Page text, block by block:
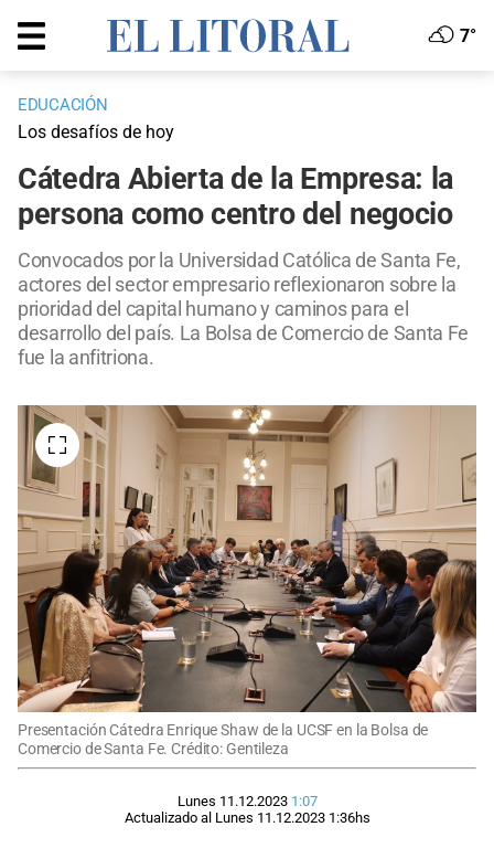
7°
EDUCACIÓN
Los desafíos de hoy
Cátedra Abierta de la Empresa: la
persona como centro del negocio
Convocados por la Universidad Católica de Santa Fe,
actores del sector empresario reflexionaron sobre la
prioridad del capital humano y caminos para el
desarrollo del país. La Bolsa de Comercio de Santa Fe
fue la anfitriona.
Presentación Cátedra Enrique Shaw de la UCSF en la Bolsa de
Comercio de Santa Fe. Crédito: Gentileza
Lunes 11.12.2023 1:07
Actualizado al Lunes 11.12.2023 1:36hs